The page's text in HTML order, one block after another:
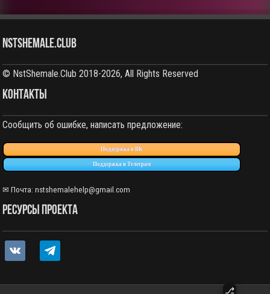
NstShemale.Club
© NstShemale.Club 2018-2026, All Rights Reserved
КОНТАКТЫ
Сообщить об ошибке, написать предложение:
Поддержка в ВК
Поддержка в Телеграм
✉ Почта: nstshemalehelp@gmail.com
РЕСУРСЫ ПРОЕКТА
vkontakte telegram
⎇